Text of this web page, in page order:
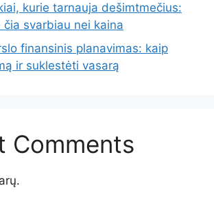
kurie tarnauja dešimtmečius:
svarbiau nei kaina
finansinis planavimas: kaip
ir suklestėti vasarą
Comments